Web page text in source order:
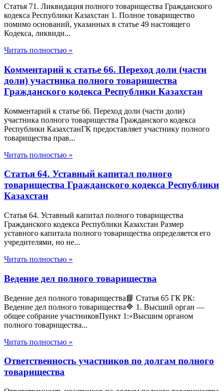
Статья 71. Ликвидация полного товарищества Гражданского
кодекса Республики Казахстан 1. Полное товарищество
помимо оснований, указанных в статье 49 настоящего
Кодекса, ликвиди...
Читать полностью »
Комментарий к статье 66. Переход доли (части
доли) участника полного товарищества
Гражданского кодекса Республики Казахстан
Комментарий к статье 66. Переход доли (части доли)
участника полного товарищества Гражданского кодекса
Республики КазахстанГК предоставляет участнику полного
товарищества прав...
Читать полностью »
Статья 64. Уставный капитал полного
товарищества Гражданского кодекса Республики
Казахстан
Статья 64. Уставный капитал полного товарищества
Гражданского кодекса Республики Казахстан Размер
уставного капитала полного товарищества определяется его
учредителями, но не...
Читать полностью »
Ведение дел полного товарищества
Ведение дел полного товарищества📘 Статья 65 ГК РК:
Ведение дел полного товарищества🔷 1. Высший орган —
общее собрание участниковПункт 1:«Высшим органом
полного товарищества...
Читать полностью »
Ответственность участников по долгам полного
товарищества